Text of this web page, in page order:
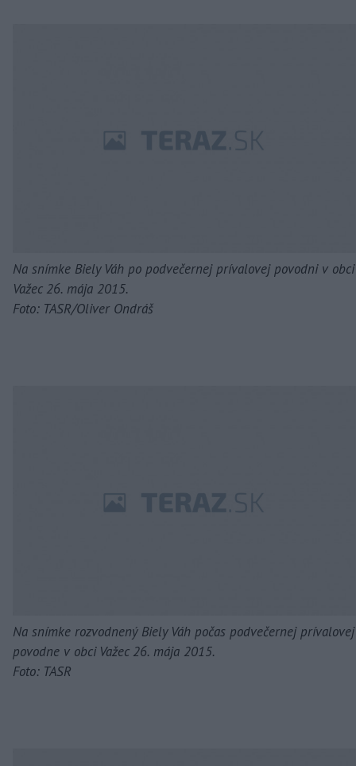
Na snímke Biely Váh po podvečernej prívalovej povodni v obci
Važec 26. mája 2015.
Foto: TASR/Oliver Ondráš
Na snímke rozvodnený Biely Váh počas podvečernej prívalovej
povodne v obci Važec 26. mája 2015.
Foto: TASR